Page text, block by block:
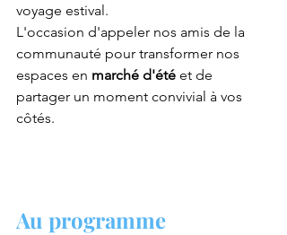
voyage estival.
L'occasion d'appeler nos amis de la
communauté pour transformer nos
espaces en marché d'été et de
partager un moment convivial à vos
côtés.
Au programme